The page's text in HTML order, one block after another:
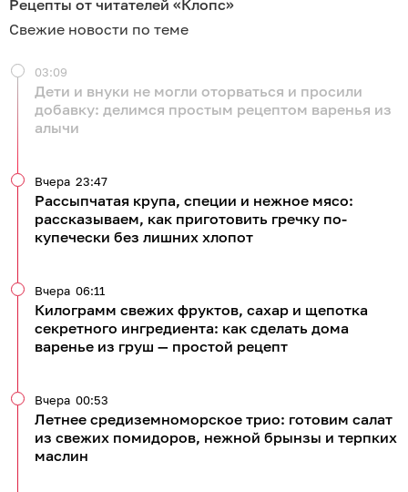
Рецепты от читателей «Клопс»
Свежие новости по теме
Дети и внуки не могли оторваться и просили
добавку: делимся простым рецептом варенья из
алычи
03:09
Рассыпчатая крупа, специи и нежное мясо:
рассказываем, как приготовить гречку по-
купечески без лишних хлопот
Вчера 23:47
Килограмм свежих фруктов, сахар и щепотка
секретного ингредиента: как сделать дома
варенье из груш — простой рецепт
Вчера 06:11
Летнее средиземноморское трио: готовим салат
из свежих помидоров, нежной брынзы и терпких
маслин
Вчера 00:53